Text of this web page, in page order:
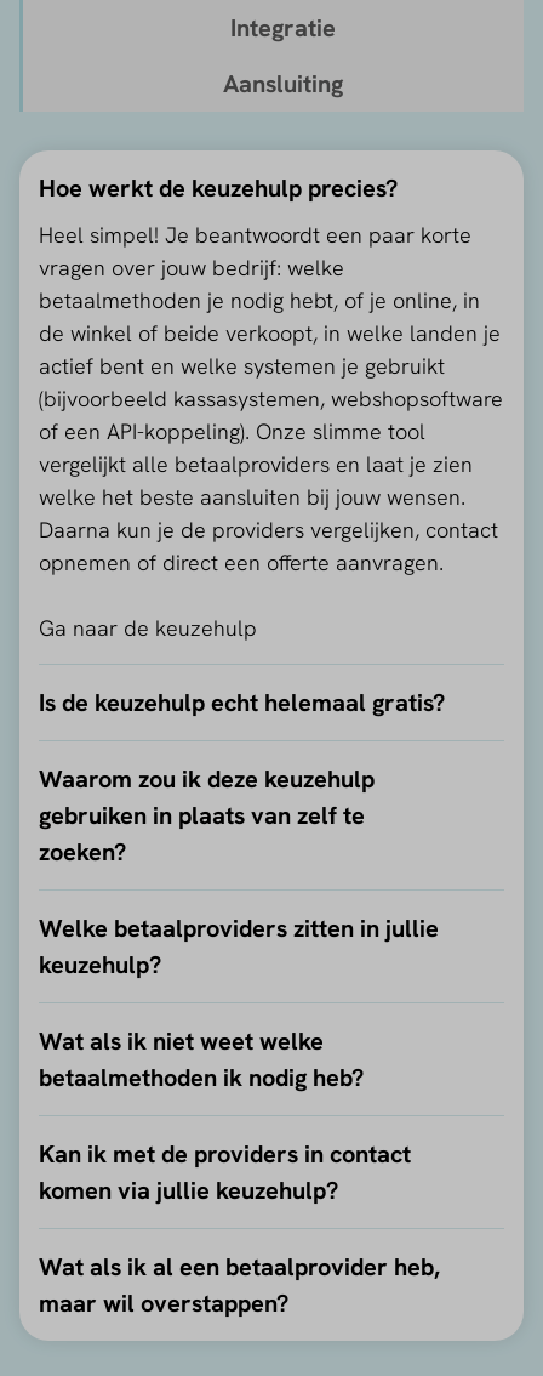
Integratie
Aansluiting
Hoe werkt de keuzehulp precies?
Heel simpel! Je beantwoordt een paar korte
vragen over jouw bedrijf: welke
betaalmethoden je nodig hebt, of je online, in
de winkel of beide verkoopt, in welke landen je
actief bent en welke systemen je gebruikt
(bijvoorbeeld kassasystemen, webshopsoftware
of een API-koppeling). Onze slimme tool
vergelijkt alle betaalproviders en laat je zien
welke het beste aansluiten bij jouw wensen.
Daarna kun je de providers vergelijken, contact
opnemen of direct een offerte aanvragen.
Ga naar de keuzehulp
Is de keuzehulp echt helemaal gratis?
Waarom zou ik deze keuzehulp
gebruiken in plaats van zelf te
zoeken?
Welke betaalproviders zitten in jullie
keuzehulp?
Wat als ik niet weet welke
betaalmethoden ik nodig heb?
Kan ik met de providers in contact
komen via jullie keuzehulp?
Wat als ik al een betaalprovider heb,
maar wil overstappen?